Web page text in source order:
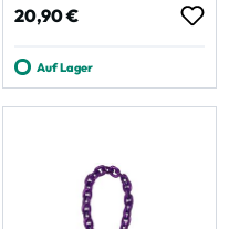
Regulärer Preis:
20,90 €
Auf Lager